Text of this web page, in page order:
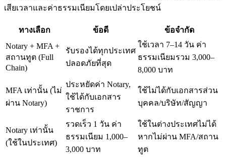
เสียเวลาและค่าธรรมเนียมโดยเปล่าประโยชน์
ทางเลือก ข้อดี
ข้อจำกัด
Notary + MFA +
สถานทูต (Full
Chain)
รับรองได้ทุกประเทศ
ปลอดภัยที่สุด
ใช้เวลา 7–14 วัน ค่า
ธรรมเนียมรวม 3,000–
8,000 บาท
MFA เท่านั้น (ไม่
ผ่าน Notary)
ประหยัดค่า Notary,
ใช้ได้กับเอกสาร
ราชการ
ใช้ไม่ได้กับเอกสารส่วน
บุคคล/บริษัท/สัญญา
Notary เท่านั้น
(ใช้ในประเทศ)
รวดเร็ว 1 วัน ค่า
ธรรมเนียม 1,000–
3,000 บาท
ใช้ในต่างประเทศไม่ได้
หากไม่ผ่าน MFA/สถาน
ทูต